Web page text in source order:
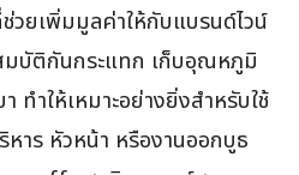
ยเพิ่มมูลค่าให้กับแบรนด์ไวน์
บัติกันกระแทก เก็บอุณหภูมิ
ทำให้เหมาะอย่างยิ่งสำหรับใช้
าร หัวหน้า หรืองานออกบูธ